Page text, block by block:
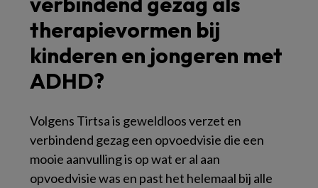
therapievormen bij
kinderen en jongeren met
ADHD?
Volgens Tirtsa is geweldloos verzet en
verbindend gezag een opvoedvisie die een
mooie aanvulling is op wat er al aan
opvoedvisie was en past het helemaal bij alle